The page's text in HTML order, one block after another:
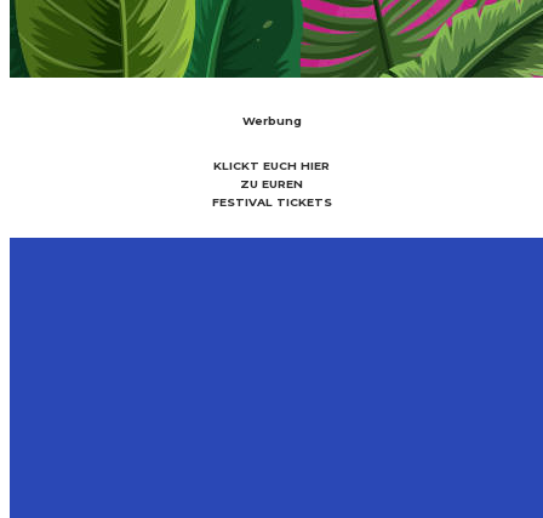
Werbung
KLICKT EUCH HIER
ZU EUREN
FESTIVAL TICKETS